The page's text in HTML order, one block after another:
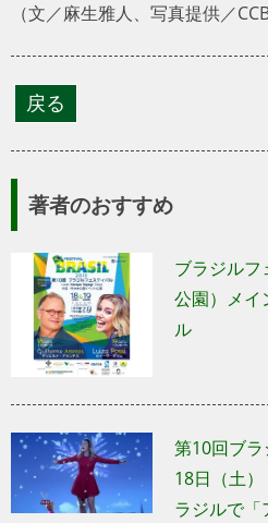
（文／麻生雅人、写真提供／
著者のおすすめ
ブラジルフ
公園）メイ
ル
第10回ブ
18日（土
ラジルで「